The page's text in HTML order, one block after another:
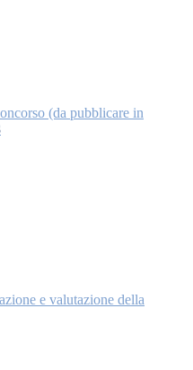
(da pubblicare in
e valutazione della